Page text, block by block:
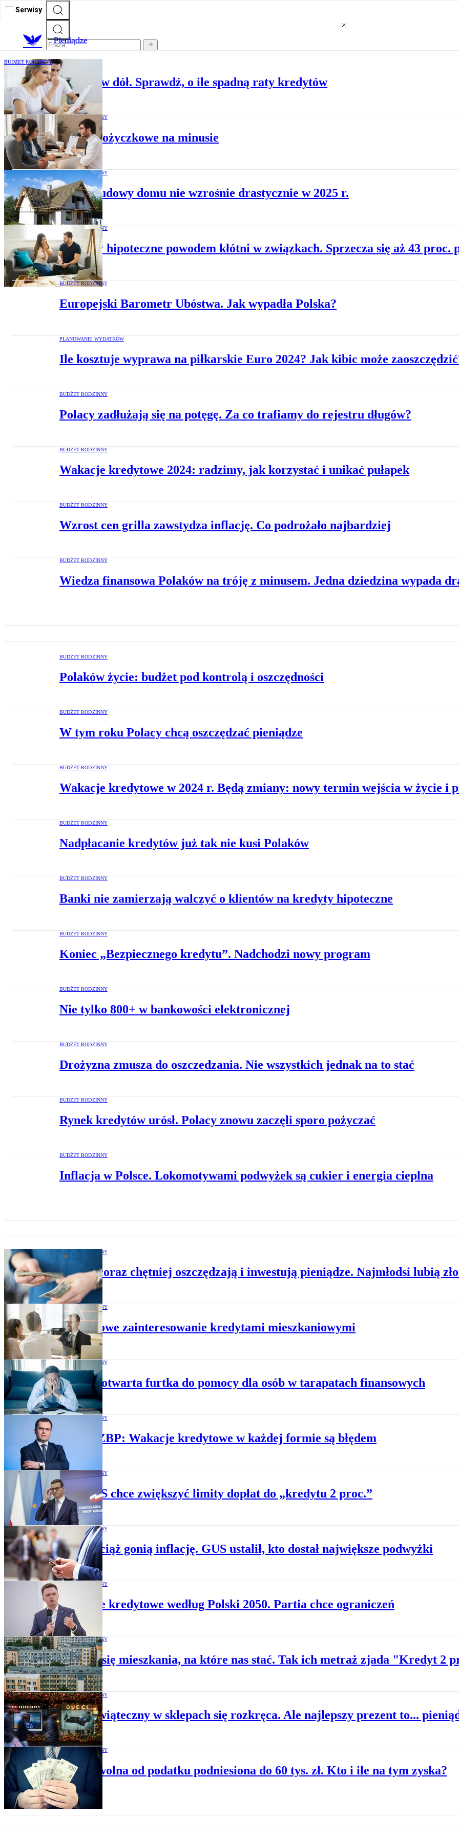
Serwisy
Pieniądze
BUDŻET RODZINNY
Stopy procentowe w dół. Sprawdź, o ile spadną raty kredytów
BUDŻET RODZINNY
Firmy pożyczkowe na minusie
BUDŻET RODZINNY
Koszt budowy domu nie wzrośnie drastycznie w 2025 r.
BUDŻET RODZINNY
Kredyty hipoteczne powodem kłótni w związkach. Sprzecza się aż 43 proc.
BUDŻET RODZINNY
Europejski Barometr Ubóstwa. Jak wypadła Polska?
PLANOWANIE WYDATKÓW
Ile kosztuje wyprawa na piłkarskie Euro 2024? Jak kibic może
BUDŻET RODZINNY
Polacy zadłużają się na potęgę. Za co trafiamy do rejestru długów?
BUDŻET RODZINNY
Wakacje kredytowe 2024: radzimy, jak korzystać i unikać pułapek
BUDŻET RODZINNY
Wzrost cen grilla zawstydza inflację. Co podrożało najbardziej
BUDŻET RODZINNY
Wiedza finansowa Polaków na tróję z minusem. Jedna dziedzina wypada
BUDŻET RODZINNY
Polaków życie: budżet pod kontrolą i oszczędności
BUDŻET RODZINNY
W tym roku Polacy chcą oszczędzać pieniądze
BUDŻET RODZINNY
Wakacje kredytowe w 2024 r. Będą zmiany: nowy termin wejścia w życie i
BUDŻET RODZINNY
Nadpłacanie kredytów już tak nie kusi Polaków
BUDŻET RODZINNY
Banki nie zamierzają walczyć o klientów na kredyty hipoteczne
BUDŻET RODZINNY
Koniec „Bezpiecznego kredytu”. Nadchodzi nowy program
BUDŻET RODZINNY
Nie tylko 800+ w bankowości elektronicznej
BUDŻET RODZINNY
Drożyzna zmusza do oszczedzania. Nie wszystkich jednak na to stać
BUDŻET RODZINNY
Rynek kredytów urósł. Polacy znowu zaczęli sporo pożyczać
BUDŻET RODZINNY
Inflacja w Polsce. Lokomotywami podwyżek są cukier i energia cieplna
BUDŻET RODZINNY
Polacy coraz chętniej oszczędzają i inwestują pieniądze. Najmłodsi lubią
BUDŻET RODZINNY
Rekordowe zainteresowanie kredytami mieszkaniowymi
BUDŻET RODZINNY
Szerzej otwarta furtka do pomocy dla osób w tarapatach finansowych
BUDŻET RODZINNY
Prezes ZBP: Wakacje kredytowe w każdej formie są błędem
BUDŻET RODZINNY
Rząd PiS chce zwiększyć limity dopłat do „kredytu 2 proc.”
BUDŻET RODZINNY
Płace wciąż gonią inflację. GUS ustalił, kto dostał największe podwyżki
BUDŻET RODZINNY
Wakacje kredytowe według Polski 2050. Partia chce ograniczeń
BUDŻET RODZINNY
Kurczą się mieszkania, na które nas stać. Tak ich metraż zjada "Kredyt 2
BUDŻET RODZINNY
Sezon świąteczny w sklepach się rozkręca. Ale najlepszy prezent to...
BUDŻET RODZINNY
Kwota wolna od podatku podniesiona do 60 tys. zł. Kto i ile na tym zyska?